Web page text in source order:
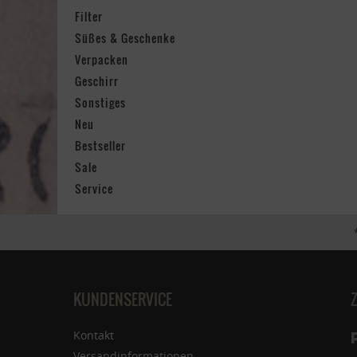
Filter
Süßes & Geschenke
Verpacken
Geschirr
Sonstiges
Neu
Bestseller
Sale
Service
KUNDENSERVICE
Kontakt